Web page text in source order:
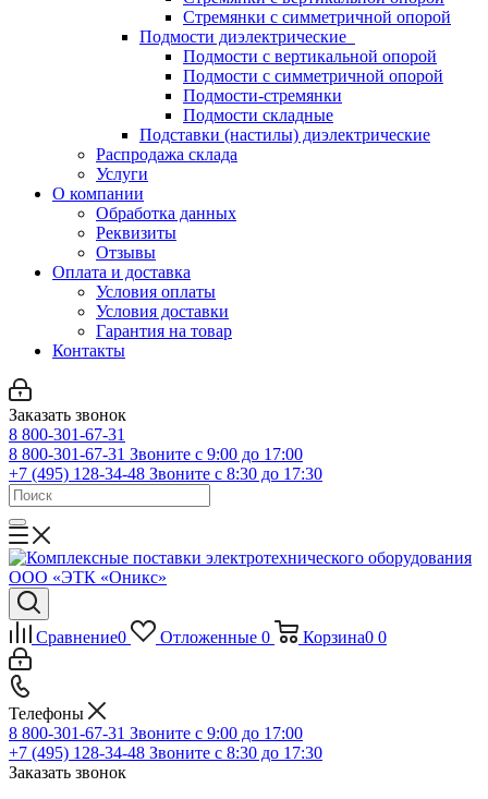
Стремянки с симметричной опорой
Подмости диэлектрические
Подмости с вертикальной опорой
Подмости с симметричной опорой
Подмости-стремянки
Подмости складные
Подставки (настилы) диэлектрические
Распродажа склада
Услуги
О компании
Обработка данных
Реквизиты
Отзывы
Оплата и доставка
Условия оплаты
Условия доставки
Гарантия на товар
Контакты
Заказать звонок
8 800-301-67-31
8 800-301-67-31 Звоните с 9:00 до 17:00
+7 (495) 128-34-48 Звоните с 8:30 до 17:30
Сравнение0 Отложенные 0 Корзина0 0
Телефоны
8 800-301-67-31 Звоните с 9:00 до 17:00
+7 (495) 128-34-48 Звоните с 8:30 до 17:30
Заказать звонок